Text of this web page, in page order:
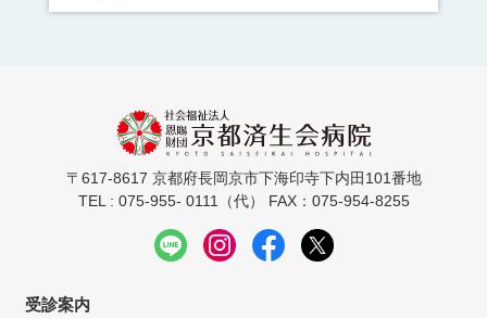
〒617-8617 京都府長岡京市下海印寺下内田101番地
TEL : 075-955- 0111（代） FAX：075-954-8255
受診案内